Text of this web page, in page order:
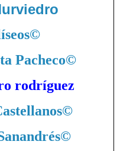
©
Pacheco©
rodríguez
©
©